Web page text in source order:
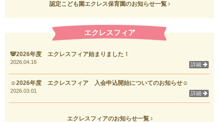
認定こども園エクレス保育園のお知らせ一覧
エクレスフィア
🐼2026年度 エクレスフィア始まりました！
2026.04.16 詳細
☺2026年度 エクレスフィア 入会申込開始についてのお知らせ☺
2026.03.01 詳細
エクレスフィアのお知らせ一覧